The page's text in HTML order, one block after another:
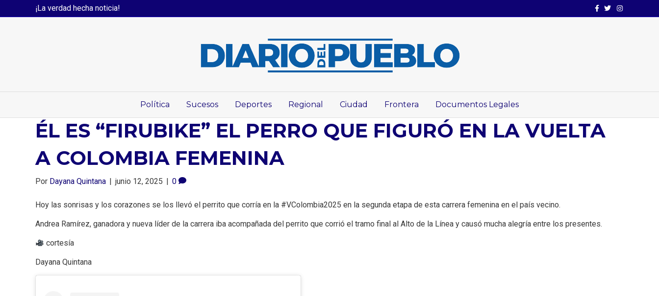
¡La verdad hecha noticia! Facebook
TwitterInstagram
Política Sucesos Deportes Regional Ciudad Frontera Documentos Legales
ÉL ES “FIRUBIKE” EL PERRO QUE FIGURÓ EN LA VUELTA
A COLOMBIA FEMENINA
Por Dayana Quintana junio 12, 2025 0
Hoy las sonrisas y los corazones se los llevó el perrito que corría en la #VColombia2025 en la segunda etapa de esta carrera femenina en el país vecino.
Andrea Ramírez, ganadora y nueva líder de la carrera iba acompañada del perrito que corrió el tramo final al Alto de la Línea y causó mucha alegría entre los presentes.
cortesía
Dayana Quintana